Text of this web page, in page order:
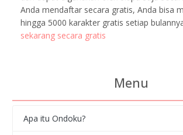
Anda mendaftar secara gratis, Anda bisa
hingga 5000 karakter gratis setiap
sekarang secara gratis
Menu
Apa itu Ondoku?